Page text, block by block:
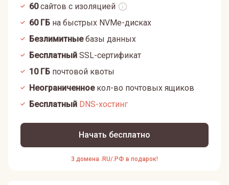
60 сайтов с изоляцией
60ГБ на быстрых NVMe-дисках
Безлимитныебазы данных
Бесплатный SSL-сертификат
10ГБ почтовой квоты
Неограниченноекол-во почтовых ящиков
Бесплатный DNS-хостинг
Начать бесплатно
3 домена .RU/.РФ в подарок!